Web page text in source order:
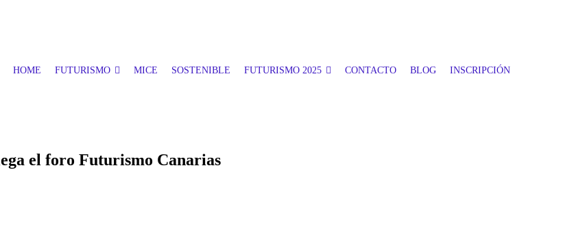
HOME FUTURISMO MICE SOSTENIBLE FUTURISMO 2025 CONTACTO BLOG INSCRIPCIÓN
el foro Futurismo Canarias